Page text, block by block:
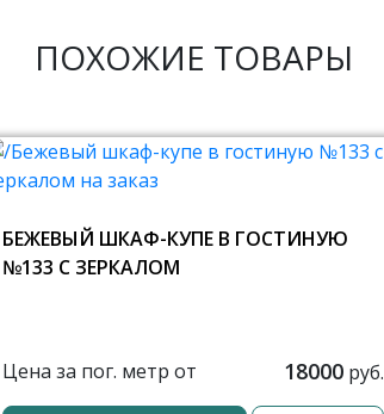
ПОХОЖИЕ ТОВАРЫ
БЕЖЕВЫЙ ШКАФ-КУПЕ В ГОСТИНУЮ
№133 С ЗЕРКАЛОМ
Цена за пог. метр от 18000 руб.